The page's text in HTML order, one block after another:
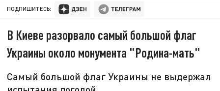
ПОДПИШИТЕСЬ:
В Киеве разорвало самый большой флаг
Украины около монумента "Родина-мать"
Самый большой флаг Украины не выдержал